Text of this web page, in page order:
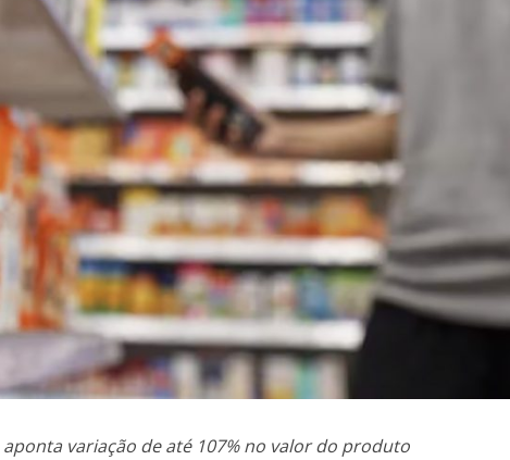
variação de até 107% no valor do produto